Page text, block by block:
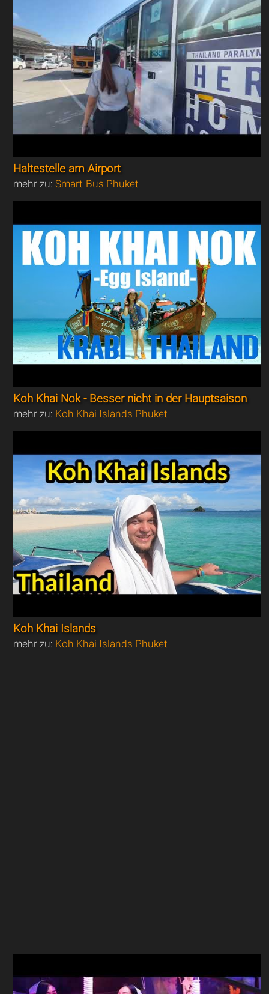
Haltestelle am Airport
mehr zu:Smart-Bus Phuket
Koh Khai Nok - Besser nicht in der Hauptsaison
mehr zu: Koh Khai Islands Phuket
Koh Khai Islands
mehr zu: Koh Khai Islands Phuket